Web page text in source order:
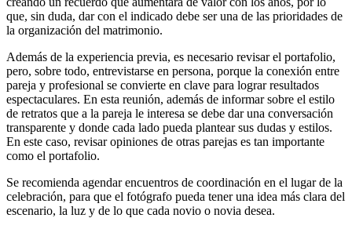
que, sin duda, dar con el indicado debe ser una de las prioridades de
la organización del matrimonio.
Además de la experiencia previa, es necesario revisar el portafolio,
pero, sobre todo, entrevistarse en persona, porque la conexión entre
pareja y profesional se convierte en clave para lograr resultados
espectaculares. En esta reunión, además de informar sobre el estilo
de retratos que a la pareja le interesa se debe dar una conversación
transparente y donde cada lado pueda plantear sus dudas y estilos.
En este caso, revisar opiniones de otras parejas es tan importante
como el portafolio.
Se recomienda agendar encuentros de coordinación en el lugar de la
celebración, para que el fotógrafo pueda tener una idea más clara del
escenario, la luz y de lo que cada novio o novia desea.